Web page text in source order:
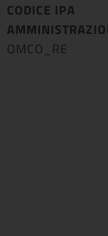
CODICE IPA
OMCO_RE